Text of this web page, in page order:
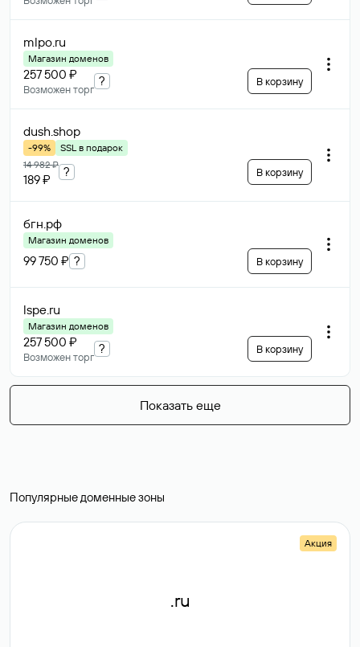
mlpo.ru
Магазин доменов
257 500 ₽
Возможен торг
? В корзину
dush.shop
-99%
SSL в подарок
14 982 ₽
189 ₽
? В корзину
бгн.рф
Магазин доменов
99 750 ₽ ? В корзину
lspe.ru
Магазин доменов
257 500 ₽
Возможен торг
? В корзину
Показать еще
Популярные доменные зоны
Акция
.ru